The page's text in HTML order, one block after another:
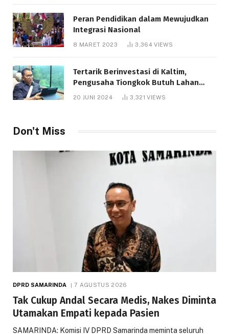
Peran Pendidikan dalam Mewujudkan
Integrasi Nasional
8 MARET 2023 3,364VIEWS
Tertarik Berinvestasi di Kaltim,
Pengusaha Tiongkok Butuh Lahan
1.000 Hektare
20 JUNI 2024 3,321VIEWS
Don't Miss
DPRD SAMARINDA 7 AGUSTUS 2026
Tak Cukup Andal Secara Medis, Nakes Diminta
Utamakan Empati kepada Pasien
SAMARINDA: Komisi IV DPRD Samarinda meminta seluruh